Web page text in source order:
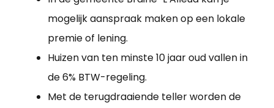
mogelijk aanspraak maken op een lokale
premie of lening.
Huizen van ten minste 10 jaar oud vallen in
de 6% BTW-regeling.
Met de terugdraaiende teller worden de